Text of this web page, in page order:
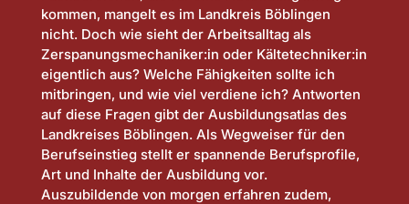
kommen, mangelt es im Landkreis Böblingen
nicht. Doch wie sieht der Arbeitsalltag als
Zerspanungsmechaniker:in oder Kältetechniker:in
eigentlich aus? Welche Fähigkeiten sollte ich
mitbringen, und wie viel verdiene ich? Antworten
auf diese Fragen gibt der Ausbildungsatlas des
Landkreises Böblingen. Als Wegweiser für den
Berufseinstieg stellt er spannende Berufsprofile,
Art und Inhalte der Ausbildung vor.
Auszubildende von morgen erfahren zudem,